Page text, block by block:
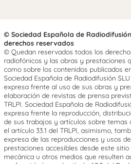
© Sociedad Española de
derechos reservados
© Quedan reservados todos los
radiofónicos y las obras y prestaciones
como sobre los contenidos publicados
Sociedad Española de Radiodifusión
expresa frente al uso de sus obras y
elaboración de revistas de prensa
TRLPI. Sociedad Española de
expresa frente la reproducción,
de sus trabajos y artículos sobre temas
el artículo 33.1 del TRLPI, asimismo,
expresa de las reproducciones y usos
prestaciones accesibles desde este
mecánica u otros medios que resulten